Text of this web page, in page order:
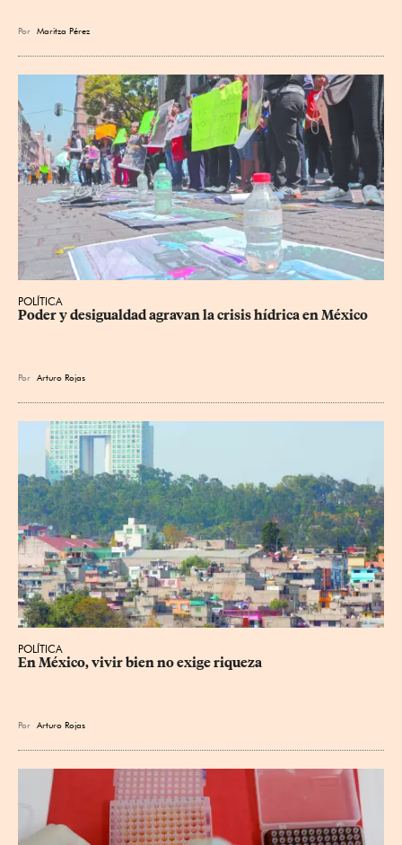
Por Maritza Pérez
POLÍTICA
Poder y desigualdad agravan la crisis hídrica en México
Por Arturo Rojas
POLÍTICA
En México, vivir bien no exige riqueza
Por Arturo Rojas